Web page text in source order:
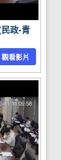
政-青
觀看影片